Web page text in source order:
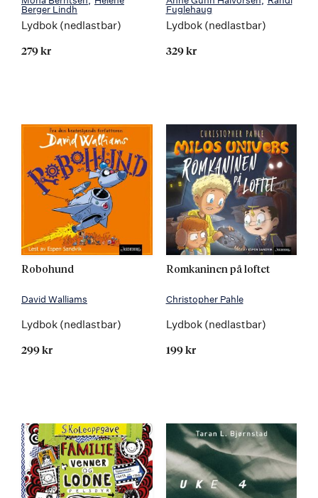
Berger Lindh
Lydbok (nedlastbar)
279 kr
Fuglehaug
Lydbok (nedlastbar)
329 kr
Robohund
David Walliams
Lydbok (nedlastbar)
299 kr
Romkaninen på loftet
Christopher Pahle
Lydbok (nedlastbar)
199 kr